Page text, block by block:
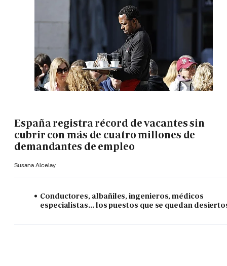
España registra récord de vacantes sin
cubrir con más de cuatro millones de
demandantes de empleo
Susana Alcelay
Conductores, albañiles, ingenieros, médicos
especialistas... los puestos que se quedan